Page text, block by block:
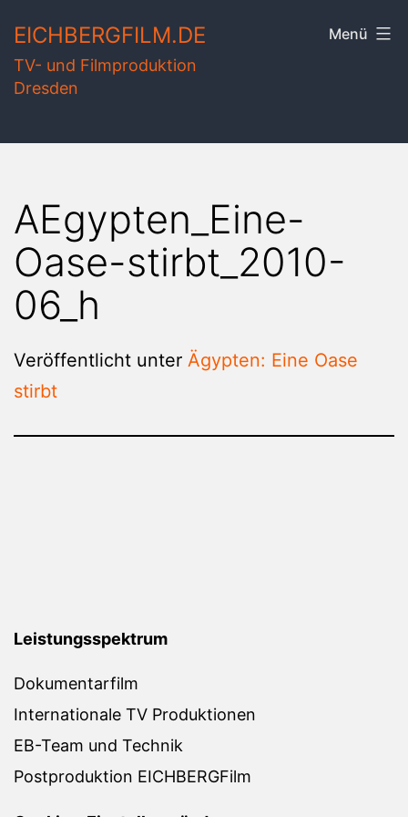
Inhalt
springen
EICHBERGFILM.DE
TV- und Filmproduktion
Dresden
Menü
AEgypten_Eine-
Oase-stirbt_2010-
06_h
Veröffentlicht unter Ägypten: Eine Oase
stirbt
Leistungsspektrum
Dokumentarfilm
Internationale TV Produktionen
EB-Team und Technik
Postproduktion EICHBERGFilm